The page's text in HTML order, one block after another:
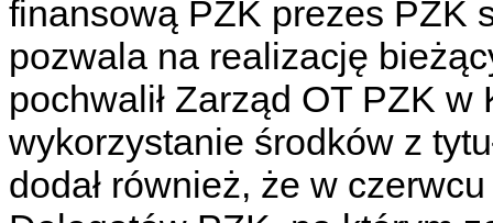
finansową PZK prezes PZK
pozwala na realizację
pochwalił Zarząd OT PZK w
wykorzystanie środków z
dodał również, że w